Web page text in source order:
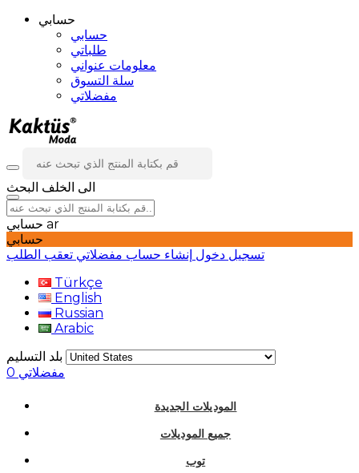
حسابي
حسابي
طلباتي
معلومات عنواني
سلة التسوق
مفضلاتي
الى الخلف البحث
ar
حسابي
تسجيل دخول إنشاء حساب مفضلاتي تعقب الطلب
Türkçe
English
Russian
Arabic
بلد التسليم
مفضلاتي 0
الموديلات الجديدة
جميع الموديلات
توب